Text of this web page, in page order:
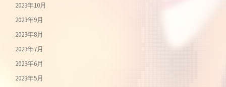
2023年10月
2023年9月
2023年8月
2023年7月
2023年6月
2023年5月